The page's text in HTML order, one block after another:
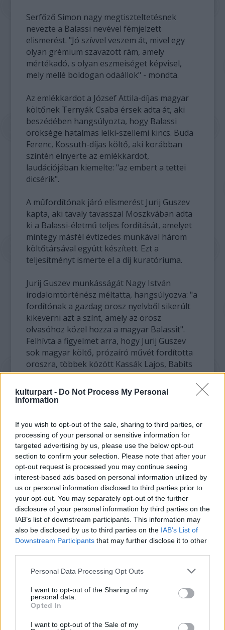
kulturpart - Do Not Process My Personal
Information
If you wish to opt-out of the sale, sharing to third parties, or
processing of your personal or sensitive information for
targeted advertising by us, please use the below opt-out
section to confirm your selection. Please note that after your
opt-out request is processed you may continue seeing
interest-based ads based on personal information utilized by
us or personal information disclosed to third parties prior to
your opt-out. You may separately opt-out of the further
disclosure of your personal information by third parties on the
IAB’s list of downstream participants. This information may
also be disclosed by us to third parties on the IAB’s List of
Downstream Participants that may further disclose it to other
Please note that this website/app uses one or more Google
not limited to your visit or usage behaviour. You may click to
grant or deny consent to Google and its third-party tags to
use your data for below specified purposes in below Google
consent section.
Personal Data Processing Opt Outs
I want to opt-out of the Sharing of my
personal data.
Opted In
I want to opt-out of the Sale of my
Serfőző Simon nagy megtiszteltetésnek
nevezte a Balassi nevével fémjelzett
elismerést. "Jó szívvel veszem át, mivel egy
olyan grémium szavazott rám, amely
mértékadó, s olyan eszmeiséget képvisel,
mely mellé boldogan odaállok" - mondta.
Az emlékkardot a József Attila-díjas magyar
költőnek Ternyák Csaba érsek adta át, aki
beszédében hangsúlyozta, hogy Balassi
öröksége hatalmas lelki-szellemi kincs. Buda
Ferenc, Kossuth-díjas költő, aki korábban
szintén elnyerte az emlékkardot,
laudációjában kiemelte: "az embert a tettei
dicsérik".
A műfordítónak járó elismerést Jurij Guszev
kapta, aki tavaly tavasszal Moszkvában adta
ki a Balassi-életmű teljes fordítását, amelyet
mintegy másfél évtizedes munkával három
költőtársával együtt készített. Ezt a
teljesítményt ismerte el a díj kuratóriuma.
Jurij Guszev munkásságát Nagy István
irodalomtörténész méltatta, hangsúlyozva: "a
fordítónak a gazdag orosz nyelvből sikerült
kikeverni azt a színt, amely az orosz
olvasóhoz közel hozza a magyar Balassit".
Felhívta a figyelmet arra, hogy Jurij Guszev
sok magyar költő, prózaíró művét fordította
oroszra, többek között Kassák Lajos, Babits
Mihály, Illyés Gyula, Weöres Sándor, Kányádi
Sándor, Szilágyi Domokos verseit, s Németh
László, Móricz Zsigmond, Szabó Magda,
Az orosz műfordítónak az emlékkardot Zelnik
József irodalomtörténész, a kuratórium tagja
adta át. Köszöntő beszédében úgy
fogalmazott: "nagy öröm évről évre átadni
díjat olyan költőknek, műfordítóknak, akik az
Isten-haza-szeretet hármasságában
dolgoznak, abból fogan költészetük, s ez a
hármasság remény arra, hogy születhet nagy
művészet, nagy kultúra anélkül, hogy
belesüllyednénk abba az álértékekkel teli
Jurij Guszev hangsúlyozta, Balassi "a szellem
mikor magyar nyelven elmondott
beszédében javasolta: a kard mellé jövőre